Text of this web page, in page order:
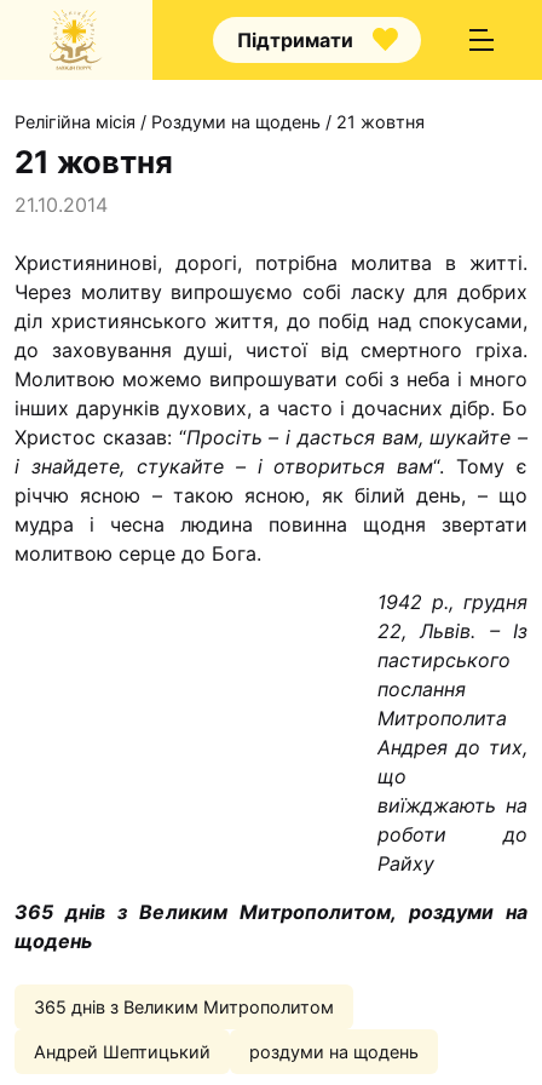
Підтримати
Капелани
Волонтерство
Наші напрямки праці
Наш покровитель
Контакти
Проекти
Кулінарний гурток
Іконописна школа
“Капеланчики”
Альтернатива
Одна церква – одна
одна родина
Чемпіонат з міні-
“КОПА”
З рук в руки
Підтримати сім’ю
Юричко
Релігійна місія / Роздуми на щодень / 21 жовтня
21 жовтня
21.10.2014
Християнинові, дорогі, потрібна молитва в житті.
Через молитву випрошуємо собі ласку для добрих
діл християнського життя, до побід над спокусами,
до за­ховування душі, чистої від смертного гріха.
Молитвою можемо випрошувати собі з неба і много
інших дарун­ків духових, а часто і дочасних дібр. Бо
Христос сказав: “Просіть – і дасться вам, шукайте –
і знайдете, стукай­те – і отвориться вам“. Тому є
річчю ясною – такою яс­ною, як білий день, – що
мудра і чесна людина повинна щодня звертати
молитвою серце до Бога.
1942 р., грудня
22, Львів. – Із
пастирського
послання
Митрополита
Андрея до тих,
що
виїжджають на
роботи до
Райху
365 днів з Великим Митрополитом, роздуми на
щодень
365 днів з Великим Митрополитом
Андрей Шептицький роздуми на щодень